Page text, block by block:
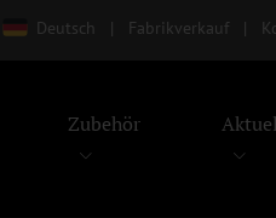
Deutsch | Fabrikverkauf |
Zubehör